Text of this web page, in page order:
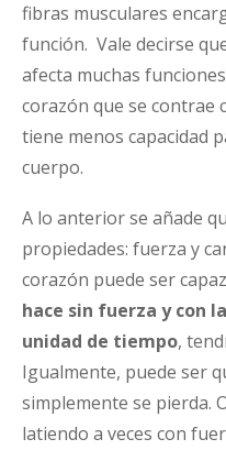
fibras musculares
función. Vale decirse
afecta muchas
corazón que se contrae
tiene menos capacidad
cuerpo.
A lo anterior se añade
propiedades: fuerza y
corazón puede ser
hace sin fuerza y con
unidad de tiempo,
Igualmente, puede ser
simplemente se pierda.
latiendo a veces con